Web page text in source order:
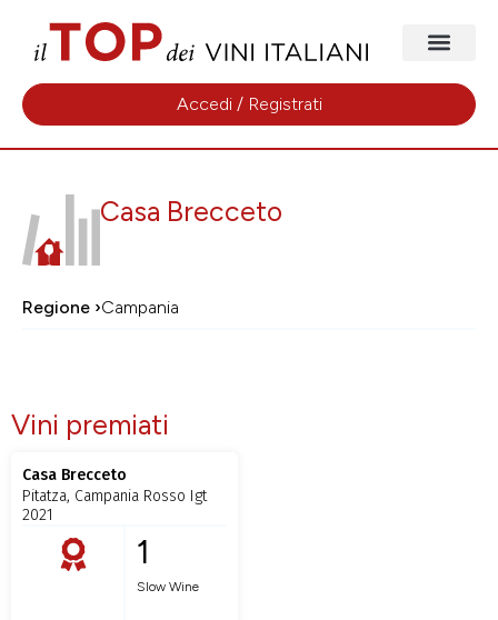
Accedi / Registrati
Casa Brecceto
Regione ›Campania
Vini premiati
Casa Brecceto
Pitatza, Campania Rosso Igt
2021
1
Slow Wine